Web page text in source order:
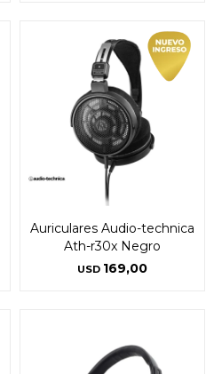
Auriculares Audio-technica
Ath-r30x Negro
USD 169,00